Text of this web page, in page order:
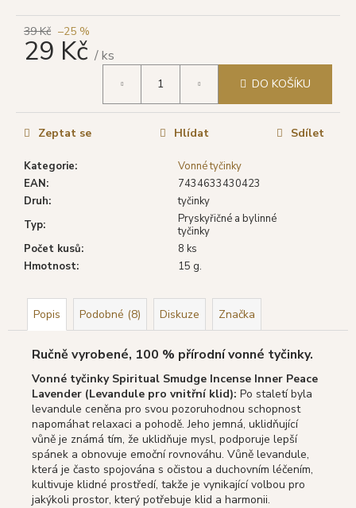
39 Kč –25 %
29 Kč / ks
DO KOŠÍKU
Kategorie:
Vonné tyčinky
EAN:
7434633430423
Druh:
tyčinky
Typ:
Pryskyřičné a bylinné
tyčinky
Počet kusů:
8 ks
Hmotnost: 15 g.
Zeptat se Hlídat Sdílet
Popis Podobné (8) Diskuze Značka
Ručně vyrobené, 100 % přírodní vonné tyčinky.
Vonné tyčinky Spiritual Smudge Incense Inner Peace
Lavender (Levandule pro vnitřní klid): Po staletí byla
levandule ceněna pro svou pozoruhodnou schopnost
napomáhat relaxaci a pohodě. Jeho jemná, uklidňující
vůně je známá tím, že uklidňuje mysl, podporuje lepší
spánek a obnovuje emoční rovnováhu. Vůně levandule,
která je často spojována s očistou a duchovním léčením,
kultivuje klidné prostředí, takže je vynikající volbou pro
jakýkoli prostor, který potřebuje klid a harmonii.
VONNÉ
TYČINKY
SANDAL
WOOD
Kč
29
Kč